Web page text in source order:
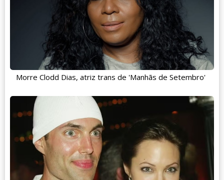
Morre Clodd Dias, atriz trans de 'Manhãs de Setembro'